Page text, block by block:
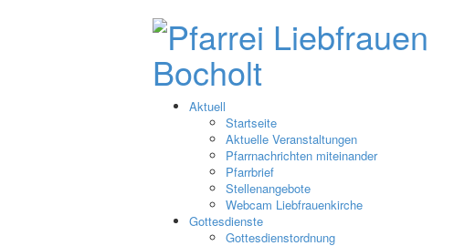
Aktuell
Startseite
Aktuelle Veranstaltungen
Pfarrnachrichten miteinander
Pfarrbrief
Stellenangebote
Webcam Liebfrauenkirche
Gottesdienste
Gottesdienstordnung